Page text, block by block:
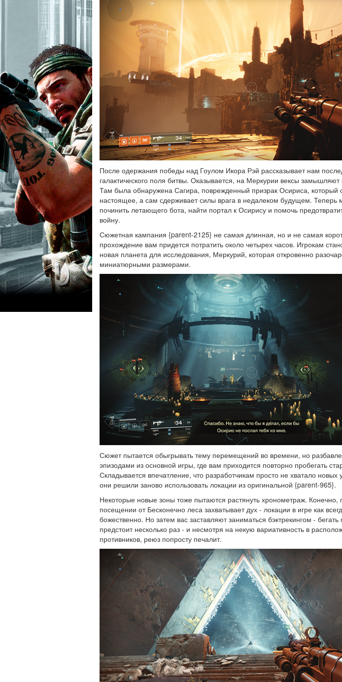
После одержания победы над Гоулом Икора Рэй рассказывает нам
галактического поля битвы. Оказывается, на Меркурии вексы замышляют
Там была обнаружена Сагира, поврежденный призрак Осириса, который
настоящее, а сам сдерживает силы врага в недалеком будущем.
починить летающего бота, найти портал к Осирису и помочь
войну.
Сюжетная кампания {parent-2125} не самая длинная, но и не самая
прохождение вам придется потратить около четырех часов. Игрокам
новая планета для исследования, Меркурий, которая откровенно
миниатюрными размерами.
Сюжет пытается обыгрывать тему перемещений во времени, но
эпизодами из основной игры, где вам приходится повторно пробегать
Складывается впечатление, что разработчикам просто не хватало новых
они решили заново использовать локации из оригинальной {parent-965}.
Некоторые новые зоны тоже пытаются растянуть хронометраж. Конечно,
посещении от Бесконечно леса захватывает дух - локации в игре как
божественно. Но затем вас заставляют заниматься бэктрекингом - бегать
предстоит несколько раз - и несмотря на некую вариативность в
противников, реюз попросту печалит.